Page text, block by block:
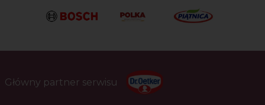
Główny partner serwisu